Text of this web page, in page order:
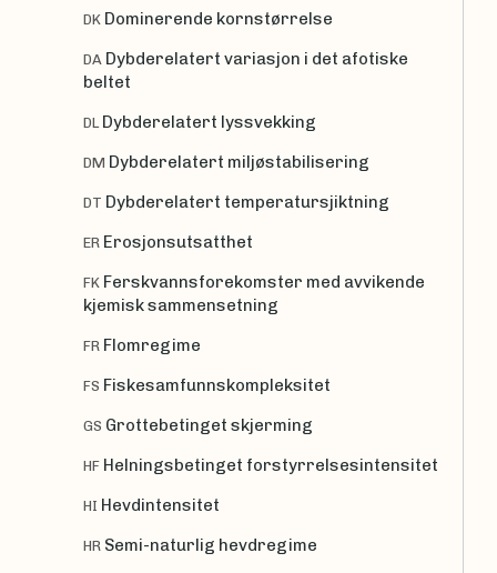
DK Dominerende kornstørrelse
DA Dybderelatert variasjon i det afotiske
beltet
DL Dybderelatert lyssvekking
DM Dybderelatert miljøstabilisering
DT Dybderelatert temperatursjiktning
ER Erosjonsutsatthet
FK Ferskvannsforekomster med avvikende
kjemisk sammensetning
FR Flomregime
FS Fiskesamfunnskompleksitet
GS Grottebetinget skjerming
HF Helningsbetinget forstyrrelsesintensitet
HI Hevdintensitet
HR Semi-naturlig hevdregime